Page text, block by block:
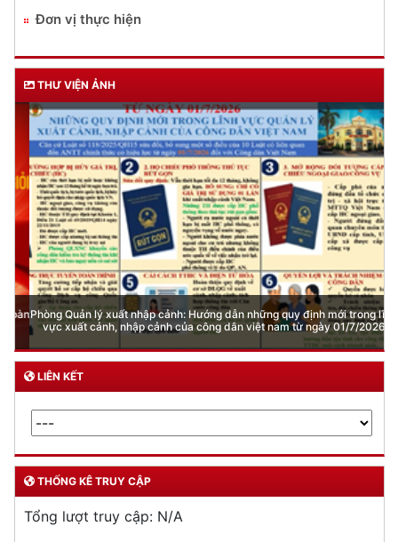
Đơn vị thực hiện
THƯ VIỆN ẢNH
Phòng Quản lý xuất nhập cảnh: Hướng dẫn những quy định mới trong lĩnh
vực xuất cảnh, nhập cảnh của công dân việt nam từ ngày 01/7/2026
LIÊN KẾT
THỐNG KÊ TRUY CẬP
Tổng lượt truy cập: N/A